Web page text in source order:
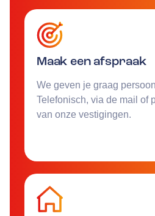
Maak een afspraak
We geven je graag
Telefonisch, via de mail of
van onze vestigingen.